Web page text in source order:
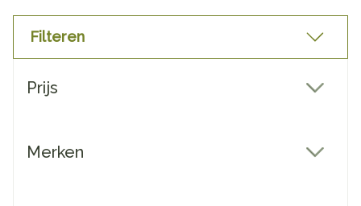
Filteren
Prijs
Merken